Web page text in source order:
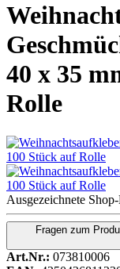
40 x 35
Rolle
Ausgezeichnete
Fragen zum
Art.Nr.: 073810006